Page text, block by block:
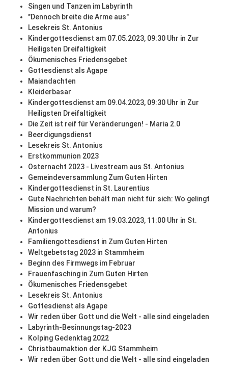
Singen und Tanzen im Labyrinth
"Dennoch breite die Arme aus"
Lesekreis St. Antonius
Kindergottesdienst am 07.05.2023, 09:30 Uhr in Zur
Heiligsten Dreifaltigkeit
Ökumenisches Friedensgebet
Gottesdienst als Agape
Maiandachten
Kleiderbasar
Kindergottesdienst am 09.04.2023, 09:30 Uhr in Zur
Heiligsten Dreifaltigkeit
Die Zeit ist reif für Veränderungen! - Maria 2.0
Beerdigungsdienst
Lesekreis St. Antonius
Erstkommunion 2023
Osternacht 2023 - Livestream aus St. Antonius
Gemeindeversammlung Zum Guten Hirten
Kindergottesdienst in St. Laurentius
Gute Nachrichten behält man nicht für sich: Wo gelingt
Mission und warum?
Kindergottesdienst am 19.03.2023, 11:00 Uhr in St.
Antonius
Familiengottesdienst in Zum Guten Hirten
Weltgebetstag 2023 in Stammheim
Beginn des Firmwegs im Februar
Frauenfasching in Zum Guten Hirten
Ökumenisches Friedensgebet
Lesekreis St. Antonius
Gottesdienst als Agape
Wir reden über Gott und die Welt - alle sind eingeladen
Labyrinth-Besinnungstag-2023
Kolping Gedenktag 2022
Christbaumaktion der KJG Stammheim
Wir reden über Gott und die Welt - alle sind eingeladen